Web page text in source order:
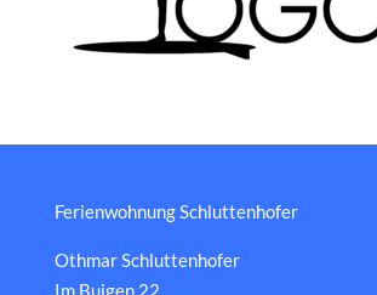
Ferienwohnung Schluttenhofer
Othmar Schluttenhofer
Im Buigen 22